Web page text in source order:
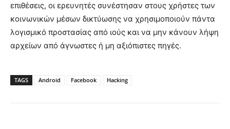
επιθέσεις, οι ερευνητές συνέστησαν στους χρήστες των
κοινωνικών μέσων δικτύωσης να χρησιμοποιούν πάντα
λογισμικό προστασίας από ιούς και να μην κάνουν λήψη
αρχείων από άγνωστες ή μη αξιόπιστες πηγές.
TAGS Android Facebook Hacking